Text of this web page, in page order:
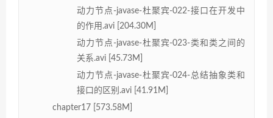
动力节点-javase-杜聚宾-022-接口在开发中
的作用.avi [204.30M]
动力节点-javase-杜聚宾-023-类和类之间的
关系.avi [45.73M]
动力节点-javase-杜聚宾-024-总结抽象类和
接口的区别.avi [41.91M]
chapter17 [573.58M]